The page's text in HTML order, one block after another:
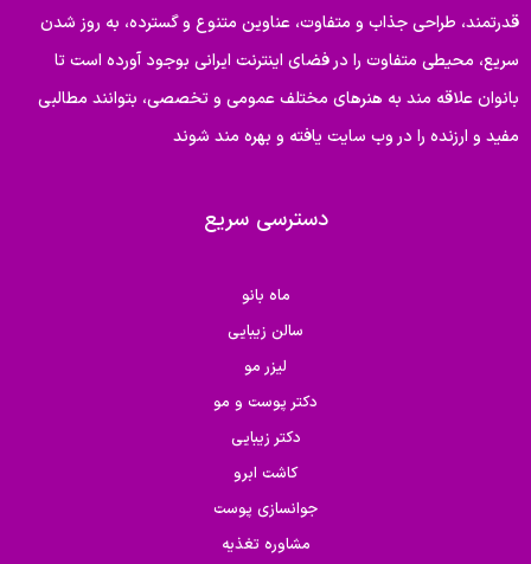
قدرتمند، طراحی جذاب و متفاوت، عناوین متنوع و گسترده، به روز شدن
سریع، محیطی متفاوت را در فضای اینترنت ایرانی بوجود آورده است تا
بانوان علاقه مند به هنرهای مختلف عمومی و تخصصی، بتوانند مطالبی
مفید و ارزنده را در وب سایت یافته و بهره مند شوند
دسترسی سریع
ماه بانو
سالن زیبایی
لیزر مو
دکتر پوست و مو
دکتر زیبایی
کاشت ابرو
جوانسازی پوست
مشاوره تغذیه